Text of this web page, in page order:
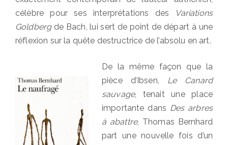
célèbre pour ses interprétations des
Variations
Goldbergde Bach, lui sert de point de départ à une
réflexion sur la quête destructrice de l’absolu en art.
De la même façon que la
pièce d’Ibsen, Le Canard
sauvage, tenait une place
importante dans Des arbres
à abattre, Thomas Bernhard
part une nouvelle fois d’un